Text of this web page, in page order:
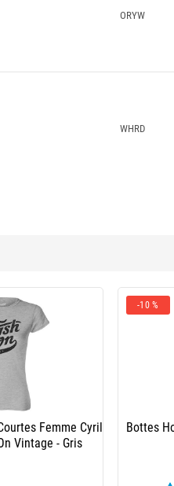
ORYW
WHRD
Femme Cyril
Vintage - Gris
-10 %
Bottes